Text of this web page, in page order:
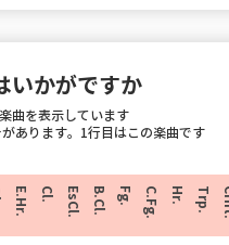
いかがですか
曲を表示しています
あります。1行目はこの楽曲です
E.Hr. Cl. EsCl. B.Cl. Fg. C.Fg. Hr. Trp.